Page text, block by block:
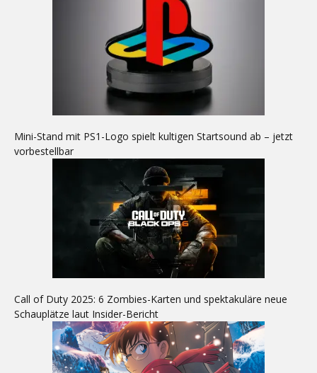
Mini-Stand mit PS1-Logo spielt kultigen Startsound ab – jetzt
vorbestellbar
Call of Duty 2025: 6 Zombies-Karten und spektakuläre neue
Schauplätze laut Insider-Bericht